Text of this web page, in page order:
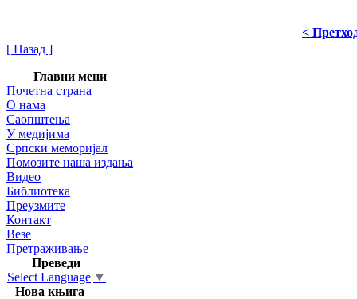
<
[ Назад ]
Главни мени
Почетна страна
О нама
Саопштења
У медијима
Српски меморијал
Помозите наша издања
Видео
Библиотека
Преузмите
Контакт
Везе
Претраживање
Преведи
Select Language ▼
Нова књига